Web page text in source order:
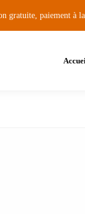
gratuite, paiement à